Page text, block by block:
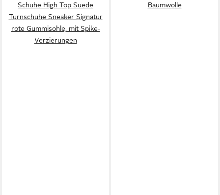
Schuhe High Top Suede
Turnschuhe Sneaker Signatur
rote Gummisohle, mit Spike-
Verzierungen
Baumwolle